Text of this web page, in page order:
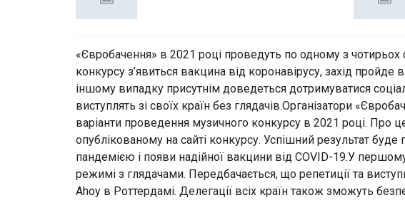
«Євробачення» в 2021 році проведуть по одному з
конкурсу з’явиться вакцина від коронавірусу, захід
іншому випадку присутнім доведеться дотримуватися
виступлять зі своїх країн без глядачів.Організатори
варіанти проведення музичного конкурсу в 2021 році. Про
опублікованому на сайті конкурсу. Успішний результат буде
пандемією і появи надійної вакцини від COVID-19.У
режимі з глядачами. Передбачається, що репетиції та
Ahoy в Роттердамі. Делегації всіх країн також зможуть